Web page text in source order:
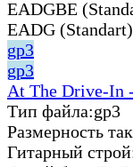
EADGBE
EADG (Standart)
gp3
gp3
At The Drive-In
Тип файла:gp3
Размерность
Гитарный